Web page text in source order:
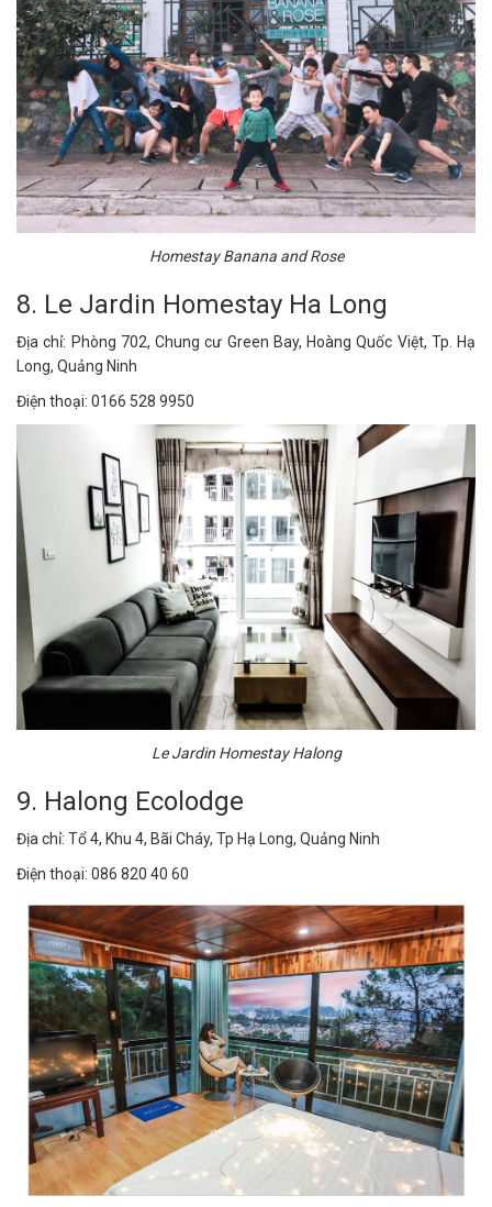
Homestay Banana and Rose
8. Le Jardin Homestay Ha Long
Địa chỉ: Phòng 702, Chung cư Green Bay, Hoàng Quốc Việt, Tp. Hạ
Long, Quảng Ninh
Điện thoại: 0166 528 9950
Le Jardin Homestay Halong
9. Halong Ecolodge
Địa chỉ: Tổ 4, Khu 4, Bãi Cháy, Tp Hạ Long, Quảng Ninh
Điện thoại: 086 820 40 60